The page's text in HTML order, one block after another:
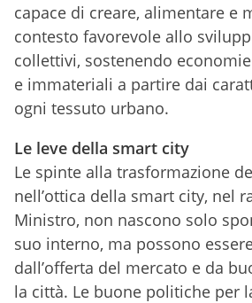
capace di creare, alimentare e
contesto favorevole allo
collettivi, sostenendo
e immateriali a partire dai
ogni tessuto urbano.
Le leve della smart city
Le spinte alla trasformazione
nell’ottica della smart city, nel
Ministro, non nascono solo
suo interno, ma possono
dall’offerta del mercato e da
la città. Le buone politiche per